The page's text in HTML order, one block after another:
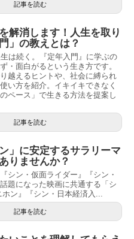
記事を読む
解消します！人生を取り
」の教えとは？
は続く。『定年入門』に学ぶの
・面白がるという生き方です。
越えるヒントや、社会に縛られ
い方を紹介。イキイキできなく
ペース」で生きる方法を提案し
記事を読む
」に安定するサラリーマ
りませんか？
シン・仮面ライダー』『シン・
題になった映画に共通する「シ
ホン』『シン・日本経済入...
記事を読む